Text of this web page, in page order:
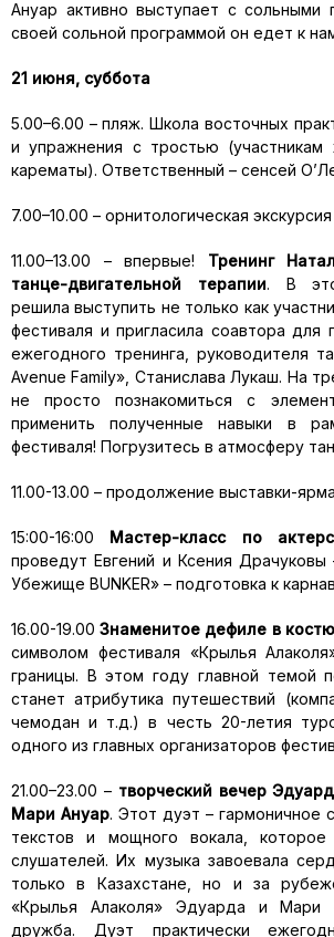
Ануар активно выступает с сольными
своей сольной программой он едет к
21 июня, суббота
5.00–6.00 – пляж. Школа восточных
и упражнения с тростью (участникам
карематы). Ответственный – сенсей
7.00–10.00 – орнитологическая
11.00–13.00 – впервые! Тренинг
танце-двигательной терапии. В
решила выступить не только как
фестиваля и пригласила соавтора для
ежегодного тренинга, руководителя
Avenue Family», Станислава Лукаш. На
не просто познакомиться с
применить полученные навыки в
фестиваля! Погрузитесь в атмосферу
11.00-13.00 – продолжение выставки-
15:00-16:00 Мастер-класс по
проведут Евгений и Ксения
Убежище BUNKER» – подготовка к
16.00-19.00Знаменитое дефиле в
символом фестиваля «Крылья
границы. В этом году главной темой
станет атрибутика путешествий
чемодан и т.д.) в честь 20-летия
одного из главных организаторов
21.00–23.00 – творческий вечер
Мари Ануар. Этот дуэт – гармоничное
текстов и мощного вокала,
слушателей. Их музыка завоевала
только в Казахстане, но и за
«Крылья Алаколя» Эдуарда и Мари
дружба. Дуэт практически